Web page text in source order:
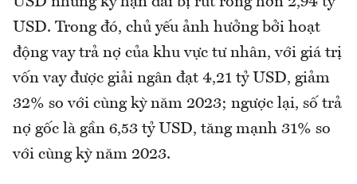
USD. Trong đó, chủ yếu ảnh hưởng bởi hoạt
động vay trả nợ của khu vực tư nhân, với giá trị
vốn vay được giải ngân đạt 4,21 tỷ USD, giảm
32% so với cùng kỳ năm 2023; ngược lại, số trả
nợ gốc là gần 6,53 tỷ USD, tăng mạnh 31% so
với cùng kỳ năm 2023.